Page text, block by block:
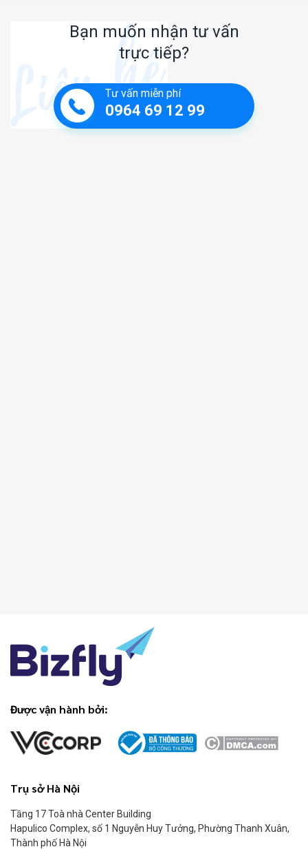
Bạn muốn nhận tư vấn
trực tiếp?
Tư vấn miễn phí
0964 69 12 99
Được vận hành bởi:
Trụ sở Hà Nội
Tầng 17 Toà nhà Center Building
Hapulico Complex, số 1 Nguyễn Huy Tưởng, Phường Thanh Xuân,
Thành phố Hà Nội